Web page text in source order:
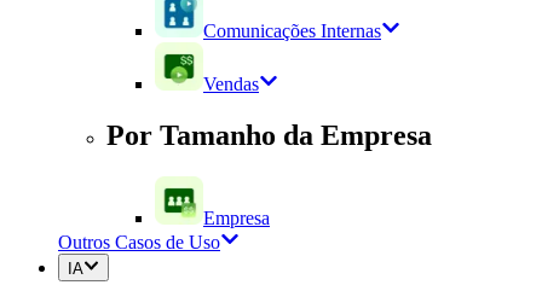
Comunicações Internas
Vendas
Por Tamanho da Empresa
Empresa
Outros Casos de Uso
IA